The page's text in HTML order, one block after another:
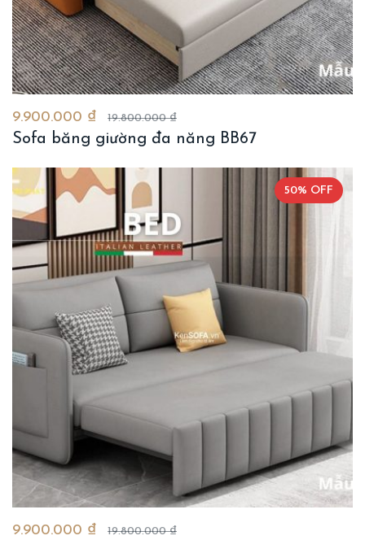
9.900.000 ₫ 19.800.000 ₫
Sofa băng giường đa năng BB67
50% OFF
9.900.000 ₫ 19.800.000 ₫